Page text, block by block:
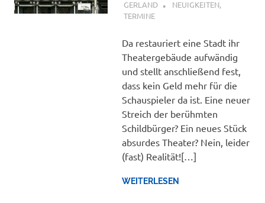
GERLAND NEUIGKEITEN,
TERMINE
Da restauriert eine Stadt ihr
Theatergebäude aufwändig
und stellt anschließend fest,
dass kein Geld mehr für die
Schauspieler da ist. Eine neuer
Streich der berühmten
Schildbürger? Ein neues Stück
absurdes Theater? Nein, leider
(fast) Realität![…]
WEITERLESEN